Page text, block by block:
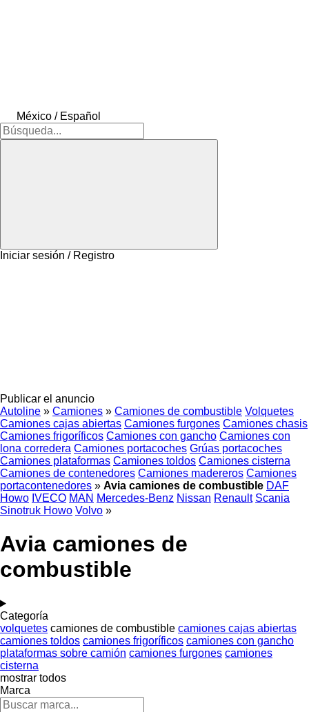
México / Español
Iniciar sesión / Registro
Publicar el anuncio
Autoline » Camiones » Camiones de combustible Volquetes
Camiones cajas abiertas Camiones furgones Camiones chasis
Camiones frigoríficos Camiones con gancho Camiones con
lona corredera Camiones portacoches Grúas portacoches
Camiones plataformas Camiones toldos Camiones cisterna
Camiones de contenedores Camiones madereros Camiones
portacontenedores » Avia camiones de combustible DAF
Howo IVECO MAN Mercedes-Benz Nissan Renault Scania
Sinotruk Howo Volvo »
Avia camiones de
combustible
Categoría
volquetes camiones de combustible camiones cajas abiertas
camiones toldos camiones frigoríficos camiones con gancho
plataformas sobre camión camiones furgones camiones
cisterna
mostrar todos
Marca